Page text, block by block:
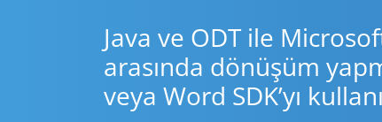
Java ve ODT ile
arasında dönüşüm
veya Word SDK’yı